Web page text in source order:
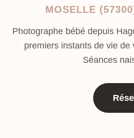
MOSELLE
Photographe bébé depuis
premiers instants de vie
Séances